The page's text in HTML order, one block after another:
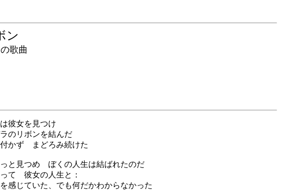
ン
曲
彼女を見つけ
のリボンを結んだ
かず まどろみ続けた
と見つめ ぼくの人生は結ばれたのだ
て 彼女の人生と：
感じていた、でも何だかわからなかった